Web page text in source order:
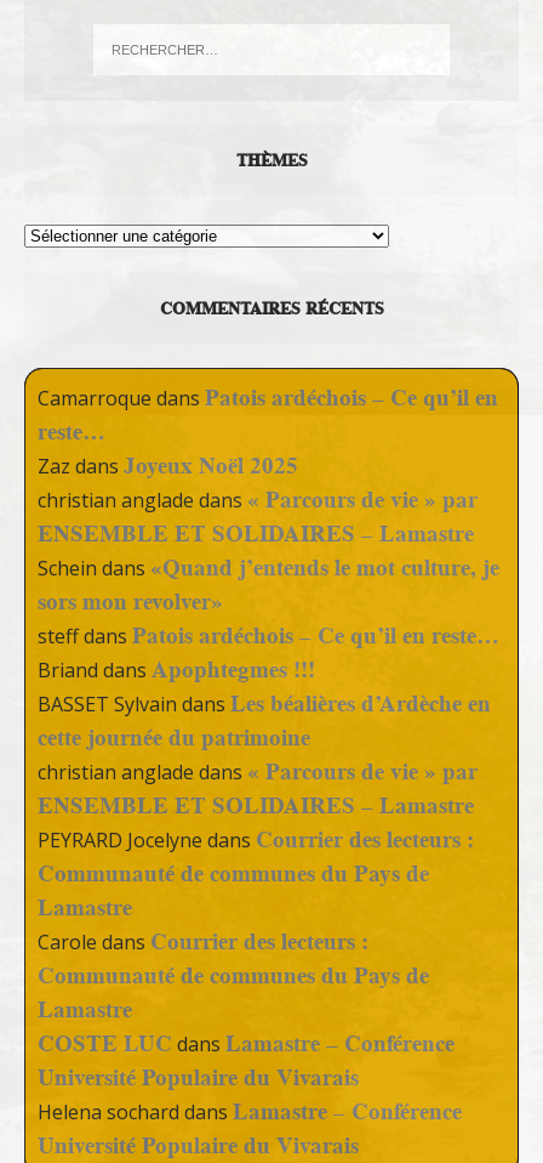
THÈMES
Thèmes
COMMENTAIRES RÉCENTS
Camarroque dans Patois ardéchois – Ce qu’il en
reste…
Zaz dans Joyeux Noël 2025
christian anglade dans « Parcours de vie » par
ENSEMBLE ET SOLIDAIRES – Lamastre
Schein dans «Quand j’entends le mot culture, je
sors mon revolver»
steffdans Patois ardéchois – Ce qu’il en reste…
Briand dans Apophtegmes !!!
BASSET Sylvain dans Les béalières d’Ardèche en
cette journée du patrimoine
christian anglade dans « Parcours de vie » par
ENSEMBLE ET SOLIDAIRES – Lamastre
PEYRARD Jocelyne dans Courrier des lecteurs :
Communauté de communes du Pays de
Lamastre
Carole dans Courrier des lecteurs :
Communauté de communes du Pays de
Lamastre
COSTE LUC dans Lamastre – Conférence
Université Populaire du Vivarais
Helena sochard dans Lamastre – Conférence
Université Populaire du Vivarais